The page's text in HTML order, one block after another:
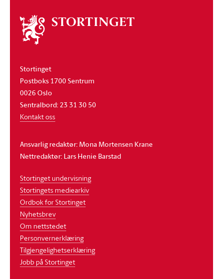
Om
stortinget
Stortinget
Postboks 1700 Sentrum
0026 Oslo
Sentralbord: 23 31 30 50
Kontakt oss
Ansvarlig redaktør: Mona Mortensen Krane
Nettredaktør: Lars Henie Barstad
Stortinget undervisning
Stortingets mediearkiv
Ordbok for Stortinget
Nyhetsbrev
Om nettstedet
Personvernerklæring
Tilgjengelighetserklæring
Jobb på Stortinget